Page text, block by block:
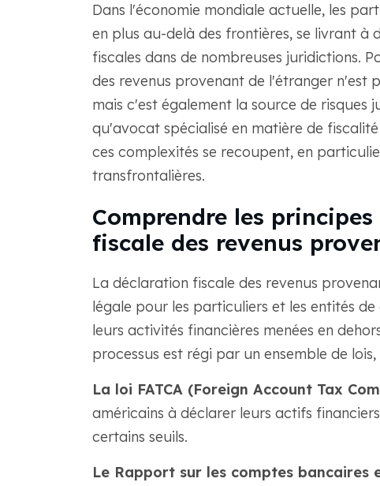
Dans l'économie mondiale actuelle, les
en plus au-delà des frontières, se livrant à
fiscales dans de nombreuses juridictions.
des revenus provenant de l'étranger n'est
mais c'est également la source de risques
qu'avocat spécialisé en matière de
ces complexités se recoupent, en
transfrontalières.
Comprendre les
fiscale des revenus
La déclaration fiscale des revenus
légale pour les particuliers et les entités
leurs activités financières menées en
processus est régi par un ensemble de
La loi FATCA (Foreign Account Tax
américains à déclarer leurs actifs
certains seuils.
Le Rapport sur les comptes bancaires